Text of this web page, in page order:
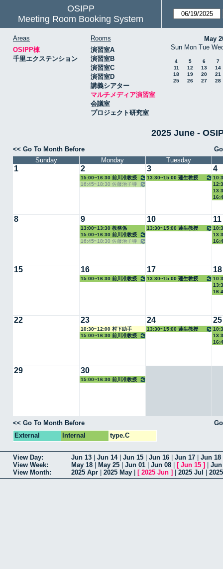
OSIPP
Meeting Room Booking System
Areas
OSIPP棟
千里エクステンション
Rooms
演習室A
演習室B
演習室C
演習室D
講義シアター
マルチメディア演習室
会議室
プロジェクト研究室
May
Sun Mon Tue
4 5 6
7
11
12 13
14
18
19 20
21
25
26 27 28
2025 June -
<< Go To Month Before
Sunday
Monday Tuesday
1 2
15:00~16:30 前川准教授
16:45~18:30 佐藤治子特
3
13:30~15:00 蓮生教授
4
授
8 9
13:00~13:30 教務係
15:00~16:30 前川准教授
16:45~18:30 佐藤治子特
10
13:30~15:00 蓮生教授
11
授
15 16
15:00~16:30 前川准教授
17
13:30~15:00 蓮生教授
18
授
22 23
10:30~12:00 村下助手
15:00~16:30 前川准教授
24
13:30~15:00 蓮生教授
25
授
29 30
15:00~16:30 前川准教授
<< Go To Month Before
External
Internal type.C
View Day: Jun 13 Jun 14| Jun 15 Jun 16 Jun 17 Jun 18
View Week:
May 18 May 25 Jun 01 Jun 08 [ Jun 15 ]
Jun
View Month:
2025 Apr 2025 May [ 2025 Jun ] 2025 Jul